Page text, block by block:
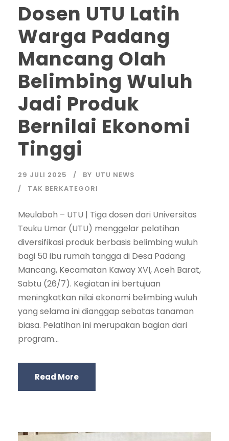
Dosen UTU Latih
Warga Padang
Mancang Olah
Belimbing Wuluh
Jadi Produk
Bernilai Ekonomi
Tinggi
29 JULI 2025 BY UTU NEWS
TAK BERKATEGORI
Meulaboh – UTU | Tiga dosen dari Universitas
Teuku Umar (UTU) menggelar pelatihan
diversifikasi produk berbasis belimbing wuluh
bagi 50 ibu rumah tangga di Desa Padang
Mancang, Kecamatan Kaway XVI, Aceh Barat,
Sabtu (26/7). Kegiatan ini bertujuan
meningkatkan nilai ekonomi belimbing wuluh
yang selama ini dianggap sebatas tanaman
biasa. Pelatihan ini merupakan bagian dari
program...
Read More